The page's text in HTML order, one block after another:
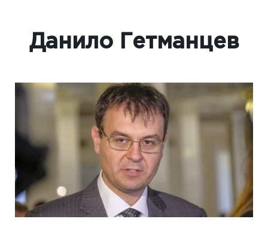
Данило Гетманцев